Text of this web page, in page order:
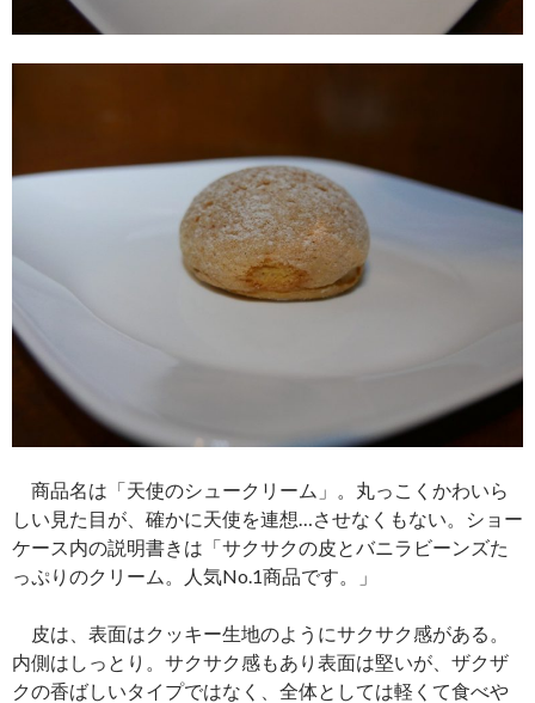
商品名は「天使のシュークリーム」。丸っこくかわいら
しい見た目が、確かに天使を連想…させなくもない。ショー
ケース内の説明書きは「サクサクの皮とバニラビーンズた
っぷりのクリーム。人気No.1商品です。」
皮は、表面はクッキー生地のようにサクサク感がある。
内側はしっとり。サクサク感もあり表面は堅いが、ザクザ
クの香ばしいタイプではなく、全体としては軽くて食べや